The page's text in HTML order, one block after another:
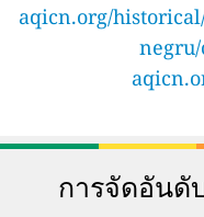
aqicn.org/
การจัดอัน